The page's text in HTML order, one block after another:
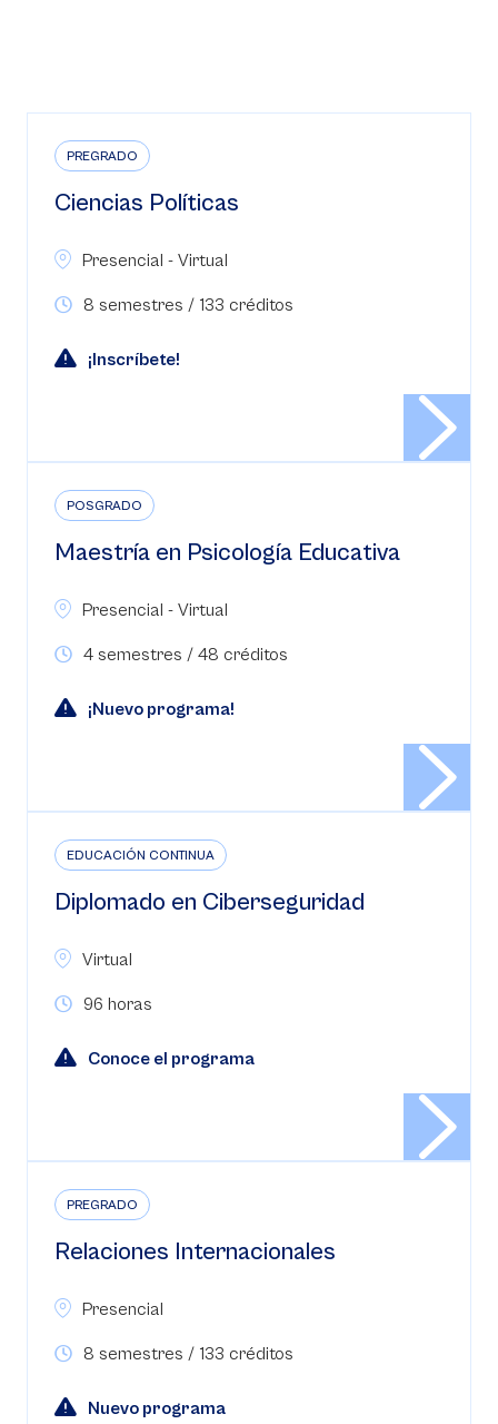
PREGRADO
Ciencias Políticas
Presencial - Virtual
8 semestres / 133 créditos
¡Inscríbete!
POSGRADO
Maestría en Psicología Educativa
Presencial - Virtual
4 semestres / 48 créditos
¡Nuevo programa!
EDUCACIÓN CONTINUA
Diplomado en Ciberseguridad
Virtual
96 horas
Conoce el programa
PREGRADO
Relaciones Internacionales
Presencial
8 semestres / 133 créditos
Nuevo programa